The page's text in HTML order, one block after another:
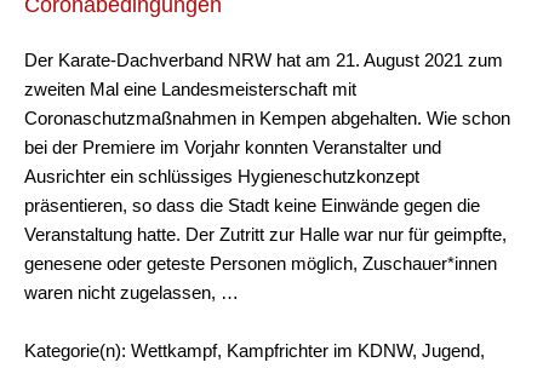
Coronabedingungen
Der Karate-Dachverband NRW hat am 21. August 2021 zum
zweiten Mal eine Landesmeisterschaft mit
Coronaschutzmaßnahmen in Kempen abgehalten. Wie schon
bei der Premiere im Vorjahr konnten Veranstalter und
Ausrichter ein schlüssiges Hygieneschutzkonzept
präsentieren, so dass die Stadt keine Einwände gegen die
Veranstaltung hatte. Der Zutritt zur Halle war nur für geimpfte,
genesene oder geteste Personen möglich, Zuschauer*innen
waren nicht zugelassen, …
Kategorie(n): Wettkampf, Kampfrichter im KDNW, Jugend,